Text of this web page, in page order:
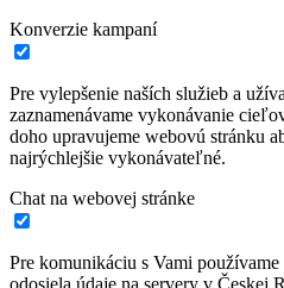
Konverzie kampaní
Pre vylepšenie naších služieb a
zaznamenávame vykonávanie
doho upravujeme webovú stránku
najrýchlejšie vykonávateľné.
Chat na webovej stránke
Pre komunikáciu s Vami
odosiela údaje na servery v Českej